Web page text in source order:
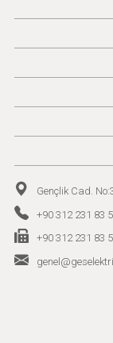
Gençlik Cad.
+90 312 231 83
+90 312 231 83